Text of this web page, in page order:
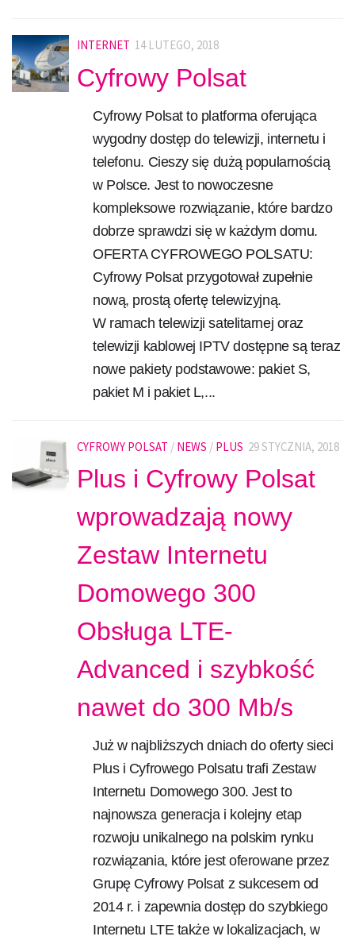
INTERNET 14 LUTEGO, 2018
Cyfrowy Polsat
Cyfrowy Polsat to platforma oferująca
wygodny dostęp do telewizji, internetu i
telefonu. Cieszy się dużą popularnością
w Polsce. Jest to nowoczesne
kompleksowe rozwiązanie, które bardzo
dobrze sprawdzi się w każdym domu.
OFERTA CYFROWEGO POLSATU:
Cyfrowy Polsat przygotował zupełnie
nową, prostą ofertę telewizyjną.
W ramach telewizji satelitarnej oraz
telewizji kablowej IPTV dostępne są teraz
nowe pakiety podstawowe: pakiet S,
pakiet M i pakiet L,...
CYFROWY POLSAT / NEWS / PLUS 29 STYCZNIA, 2018
Plus i Cyfrowy Polsat
wprowadzają nowy
Zestaw Internetu
Domowego 300
Obsługa LTE-
Advanced i szybkość
nawet do 300 Mb/s
Już w najbliższych dniach do oferty sieci
Plus i Cyfrowego Polsatu trafi Zestaw
Internetu Domowego 300. Jest to
najnowsza generacja i kolejny etap
rozwoju unikalnego na polskim rynku
rozwiązania, które jest oferowane przez
Grupę Cyfrowy Polsat z sukcesem od
2014 r. i zapewnia dostęp do szybkiego
Internetu LTE także w lokalizacjach, w